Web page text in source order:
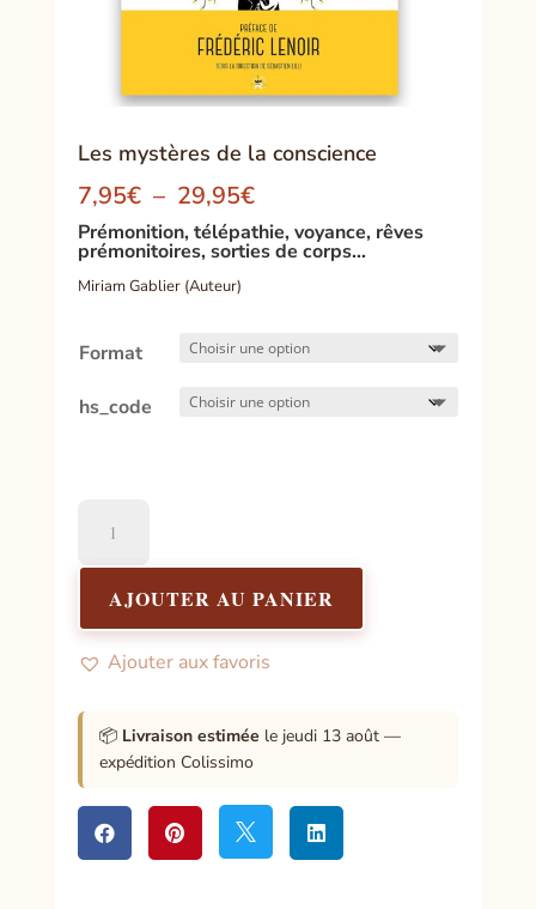
Les mystères de la conscience
7,95€ – 29,95€Plage
de
prix :
Prémonition, télépathie, voyance, rêves
prémonitoires, sorties de corps…
Miriam Gablier (Auteur)
Format
hs_code
Les
mystères
la
conscience
AJOUTER AU PANIER
Ajouter aux favoris
📦 Livraison estimée le jeudi 13 août —
expédition Colissimo
   